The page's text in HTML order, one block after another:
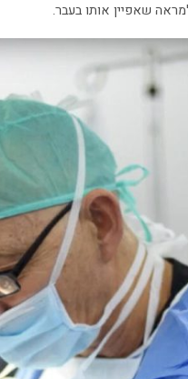
שאפיין אותו בעבר.